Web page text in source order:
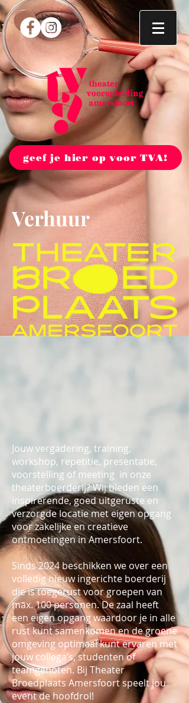
geef je hier op voor TVA!
Verhuur
Jouw vergadering, training,
workshop, repetitie, presentatie,
voorstelling of meeting in onze
theaterboerderij?Wij bieden een
inspirerende, goed uitgeruste en
verzorgde locatie met eigen opgang
voor zakelijke en creatieve
ontmoetingen in Amersfoort.
Sinds 2024 beschikken we over een
volledig nieuw ingerichte boerderij
die is toegerust voor groepen van
max. 100 personen. De zaal heeft
een eigen opgang waardoor je in alle
rust kunt samenkomen en de groene
omgeving optimaal kunt ervaren met
jouw collega’s, studenten of
teamgenoten. Bij Theater
Broedplaats Amersfoort speelt jou
event de hoofdrol!